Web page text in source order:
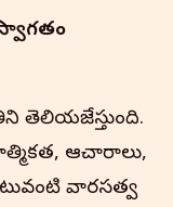
తెలియజేస్తుంది.
ఆచారాలు,
వారసత్వ